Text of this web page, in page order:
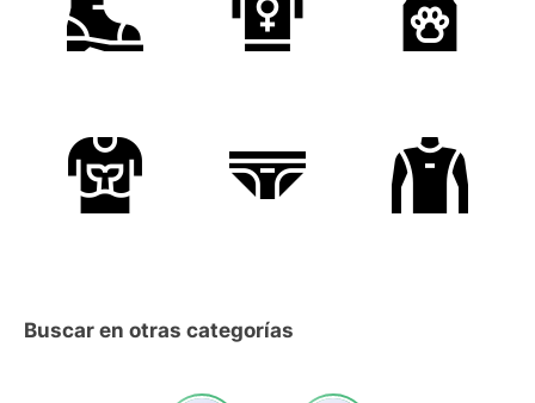
Buscar en otras categorías